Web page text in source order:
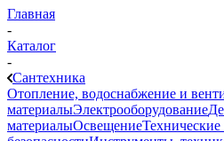
Главная
-
Каталог
-
Сантехника
Отопление, водоснабжение и
материалыЭлектрооборудование
материалыОсвещениеТехнические